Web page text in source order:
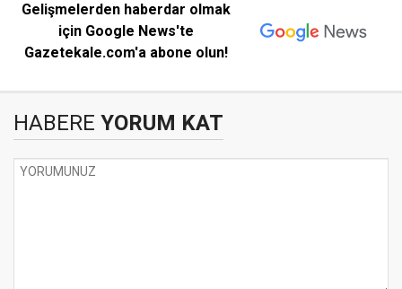
Gelişmelerden haberdar olmak
için Google News'te
Gazetekale.com'a abone olun!
HABERE YORUM KAT